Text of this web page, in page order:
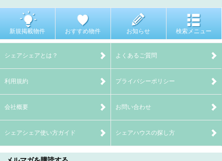
新規掲載物件 おすすめ物件 お知らせ 検索メニュー
シェアシェアとは？ よくあるご質問
利用規約 プライバシーポリシー
会社概要 お問い合わせ
シェアシェア使い方ガイド シェアハウスの探し方